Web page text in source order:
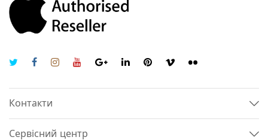
Контакти
Сервісний центр